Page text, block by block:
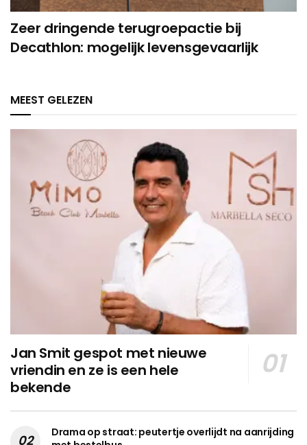
Zeer dringende terugroepactie bij
Decathlon: mogelijk levensgevaarlijk
MEEST GELEZEN
Jan Smit gespot met nieuwe
vriendin en ze is een hele
bekende
Drama op straat: peutertje overlijdt na aanrijding